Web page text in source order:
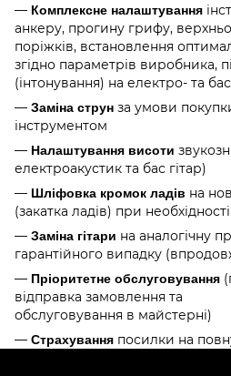
— Комплексне налаштування
анкеру, прогину грифу,
поріжків, встановлення
згідно параметрів виробника,
(інтонування) на електро- та бас
— Заміна струн за умови
інструментом
— Налаштування висоти
електроакустик та бас гітар)
— Шліфовка кромок ладів на
(закатка ладів) при необхідності
— Заміна гітари на аналогічну
гарантійного випадку
— Пріоритетне обслуговування
відправка замовлення та
обслуговування в майстерні)
— Страхування посилки на